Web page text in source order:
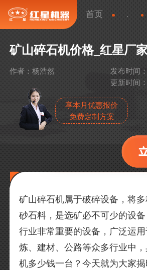
首页 新闻
矿山碎石机价格_红星厂
作者：杨浩然
发布时间
更新时间
享本月优惠报价
免费定制方案
矿山碎石机属于破碎设备，将
砂石料，是选矿必不可少的设
行业非常重要的设备，广泛运
炼、建材、公路等众多行业中
机多少钱一台？今天就为大家揭